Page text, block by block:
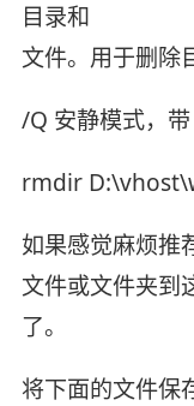
目录和
文件。用于删除
/Q 安静模式，
rmdir
如果感觉麻烦推
文件或文件夹到
了。
将下面的文件保